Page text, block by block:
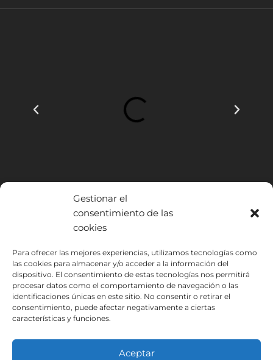
Gestionar el
consentimiento de las
cookies
Para ofrecer las mejores experiencias, utilizamos tecnologías como
las cookies para almacenar y/o acceder a la información del
dispositivo. El consentimiento de estas tecnologías nos permitirá
procesar datos como el comportamiento de navegación o las
identificaciones únicas en este sitio. No consentir o retirar el
consentimiento, puede afectar negativamente a ciertas
características y funciones.
Aceptar
INSTITUTO HISPANICO DE MURCIA, SOCIEDAD LIMITADA ha sido
beneficiario del Fondo Europeo de Desarrollo Regional cuyo objetivo
es mejorar el uso y la calidad de las tecnologías de la información y de
las comunicaciones y el acceso a las mismas y gracias al que ha
podido implantar las siguientes soluciones: Presencia web a través de
página propia. Esta acción ha tenido lugar durante 2020. Para ello ha
contado con el apoyo del programa TIC Cámaras de la Cámara de